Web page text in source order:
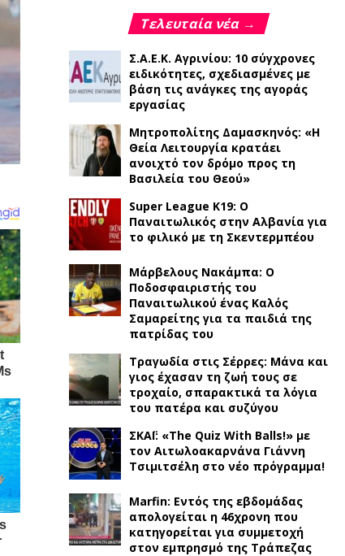
Τελευταία νέα →
Σ.Α.Ε.Κ. Αγρινίου: 10 σύγχρονες
ειδικότητες, σχεδιασμένες με
βάση τις ανάγκες της αγοράς
εργασίας
Μητροπολίτης Δαμασκηνός: «Η
Θεία Λειτουργία κρατάει
ανοιχτό τον δρόμο προς τη
Βασιλεία του Θεού»
Super League K19: Ο
Παναιτωλικός στην Αλβανία για
το φιλικό με τη Σκεντερμπέου
Μάρβελους Νακάμπα: Ο
Ποδοσφαιριστής του
Παναιτωλικού ένας Καλός
Σαμαρείτης για τα παιδιά της
πατρίδας του
Τραγωδία στις Σέρρες: Μάνα και
γιος έχασαν τη ζωή τους σε
τροχαίο, σπαρακτικά τα λόγια
του πατέρα και συζύγου
ΣΚΑΪ: «The Quiz With Balls!» με
τον Αιτωλοακαρνάνα Γιάννη
Τσιμιτσέλη στο νέο πρόγραμμα!
Marfin: Εντός της εβδομάδας
απολογείται η 46χρονη που
κατηγορείται για συμμετοχή
στον εμπρησμό της Τράπεζας